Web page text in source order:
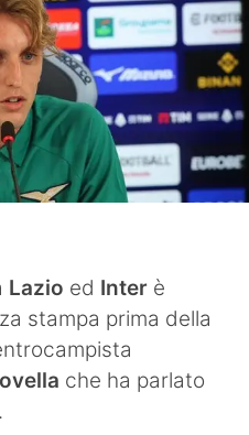
Lazio ed Inter è
stampa prima della
che ha parlato